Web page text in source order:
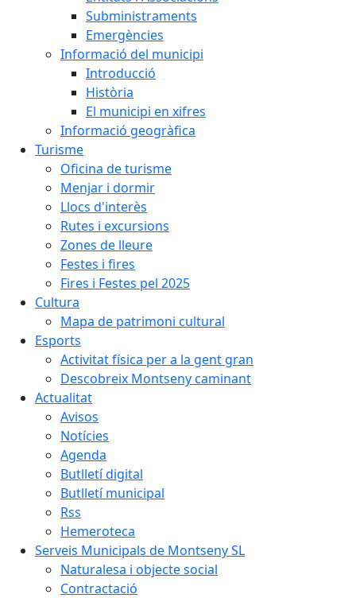
Subministraments
Emergències
Informació del municipi
Introducció
Història
El municipi en xifres
Informació geogràfica
Turisme
Oficina de turisme
Menjar i dormir
Llocs d'interès
Rutes i excursions
Zones de lleure
Festes i fires
Fires i Festes pel 2025
Cultura
Mapa de patrimoni cultural
Esports
Activitat física per a la gent gran
Descobreix Montseny caminant
Actualitat
Avisos
Notícies
Agenda
Butlletí digital
Butlletí municipal
Rss
Hemeroteca
Serveis Municipals de Montseny SL
Naturalesa i objecte social
Contractació